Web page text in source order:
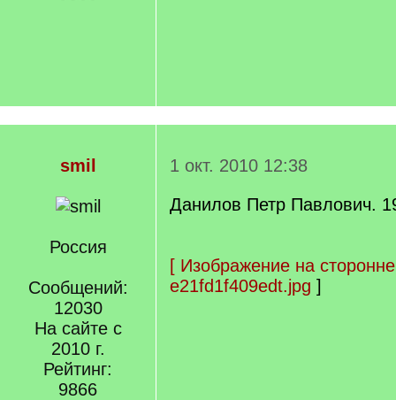
smil
Россия
Сообщений:
12030
На сайте с
2010 г.
Рейтинг:
9866
1 окт. 2010 12:38
Данилов Петр Павлович.
[ Изображение на
e21fd1f409edt.jpg ]